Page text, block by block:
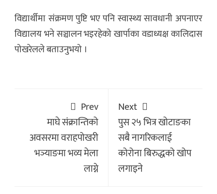
विद्यार्थीमा संक्रमण पुष्टि भए पनि स्वास्थ्य सावधानी अपनाएर
विद्यालय भने सञ्चालन भइरहेको खार्पाका वडाध्यक्ष कालिदास
पोखरेलले बताउनुभयो ।
Prev
माघे संक्रान्तिको
अवसरमा वराहपोखरी
भञ्याङमा भव्य मेला
लाग्ने
Next
पुस २५ भित्र खोटाङका
सबै नागरिकलाई
कोरोना बिरुद्धको खोप
लगाइने